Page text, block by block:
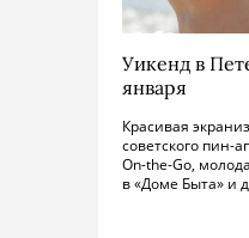
Уикенд в
января
Красивая
советского пин-
On-the-Go,
в «Доме Быта» и